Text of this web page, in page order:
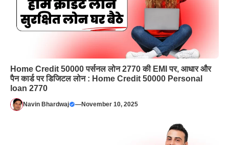
Home Credit 50000 पर्सनल लोन 2770 की EMI पर, आधार और
पैन कार्ड पर डिजिटल लोन : Home Credit 50000 Personal
loan 2770
Navin Bhardwaj —November 10, 2025